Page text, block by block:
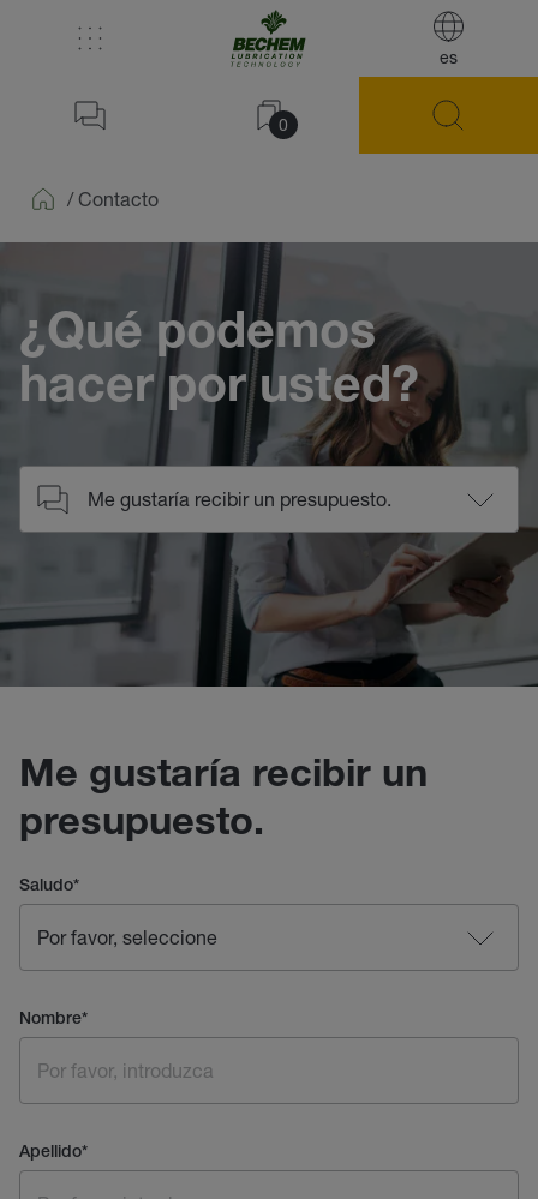
es
0
/ Contacto
¿Qué podemos
hacer por usted?
Me gustaría recibir un
presupuesto.
Saludo*
Nombre*
Apellido*